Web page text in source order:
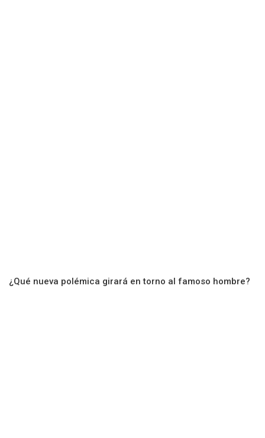
¿Qué nueva polémica girará en torno al famoso hombre?